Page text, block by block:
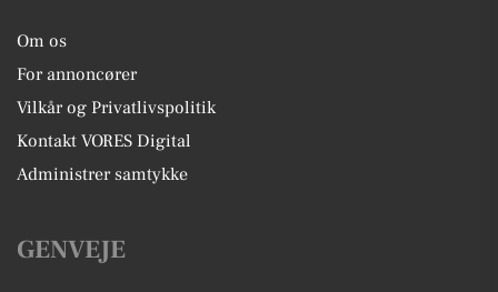
Om os
For annoncører
Vilkår og Privatlivspolitik
Kontakt VORES Digital
Administrer samtykke
GENVEJE